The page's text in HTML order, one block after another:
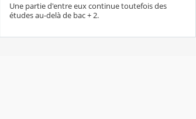
Une partie d'entre eux continue toutefois des
études au-delà de bac + 2.